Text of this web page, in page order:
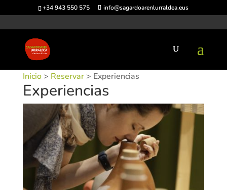
+34 943 550 575 info@sagardoarenlurraldea.eus
Inicio> Reservar> Experiencias
Experiencias